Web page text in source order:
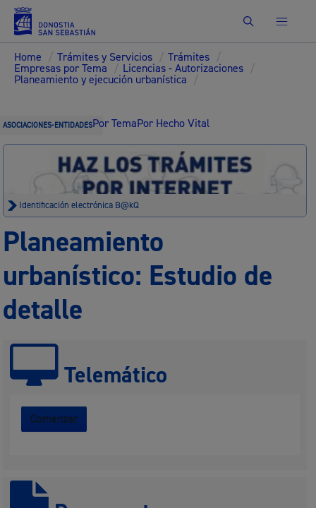
Buscar
Home / Trámites y Servicios / Trámites /
Empresas por Tema / Licencias - Autorizaciones /
Planeamiento y ejecución urbanística /
ASOCIACIONES-ENTIDADESPor TemaPor Hecho Vital
Identificación electrónica B@kQ
Planeamiento
urbanístico: Estudio de
detalle
Telemático
Comenzar